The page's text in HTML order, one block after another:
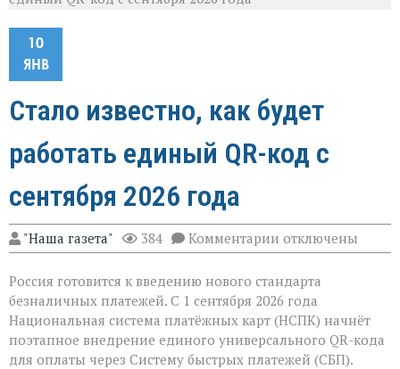
10
ЯНВ
Стало известно, как будет
работать единый QR-код с
сентября 2026 года
"Наша газета" 384 Комментарии к
записи
известно,
как
будет
работать
единый
QR-
отключены
Россия готовится к введению нового стандарта
безналичных платежей. С 1 сентября 2026 года
Национальная система платёжных карт (НСПК) начнёт
поэтапное внедрение единого универсального QR-кода
для оплаты через Систему быстрых платежей (СБП).